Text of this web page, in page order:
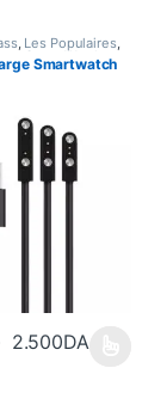
, Les Populaires,
, Smart Watch
Smartwatch
2.500DAPlage